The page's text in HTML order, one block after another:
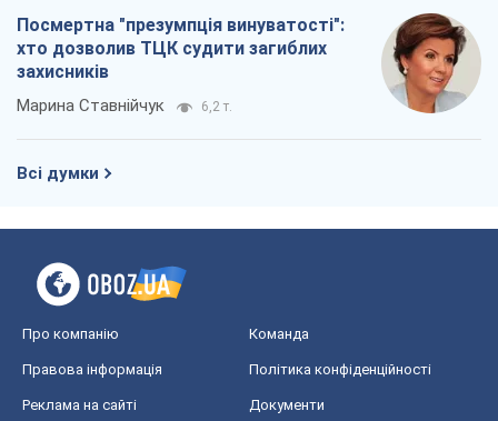
Посмертна "презумпція винуватості":
хто дозволив ТЦК судити загиблих
захисників
Марина Ставнійчук 6,2 т.
Всі думки
Про компанію Команда
Правова інформація Політика конфіденційності
Реклама на сайті Документи